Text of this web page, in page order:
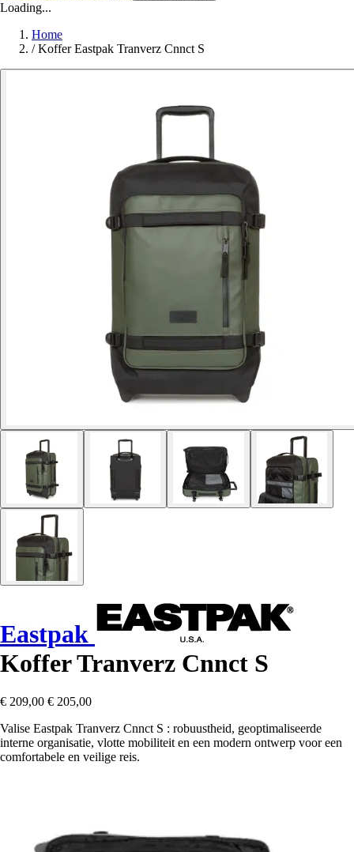
Loading...
Home
/ Koffer Eastpak Tranverz Cnnct S
Eastpak
Koffer Tranverz Cnnct S
€ 209,00 € 205,00
Valise Eastpak Tranverz Cnnct S : robuustheid, geoptimaliseerde
interne organisatie, vlotte mobiliteit en een modern ontwerp voor een
comfortabele en veilige reis.